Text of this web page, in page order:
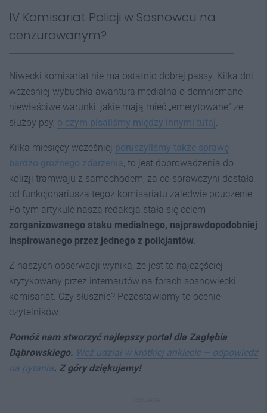
IV Komisariat Policji w Sosnowcu na
cenzurowanym?
Niwecki komisariat nie ma ostatnio dobrej passy. Kilka dni
wcześniej wybuchła awantura medialna o domniemane
niewłaściwe warunki, jakie mają mieć „emerytowane” ze
służby psy, o czym pisaliśmy między innymi tutaj
Kilka miesięcy wcześniej poruszyliśmy także sprawę
bardzo groźnego zdarzenia , to jest doprowadzenia do
kolizji tramwaju z samochodem, za co sprawczyni dostała
od funkcjonariusza tegoż komisariatu zaledwie pouczenie.
Po tym artykule nasza redakcja stała się celem
zorganizowanego ataku medialnego, najprawdopodobniej
inspirowanego przez jednego z policjantów
Z naszych obserwacji wynika, że jest to najczęściej
krytykowany przez internautów na forach sosnowiecki
komisariat. Czy słusznie? Pozostawiamy to ocenie
czytelników.
Pomóż nam stworzyć najlepszy portal dla Zagłębia
Dąbrowskiego. Weź udział w krótkiej ankiecie – odpowiedz
na pytania. Z góry dziękujemy!